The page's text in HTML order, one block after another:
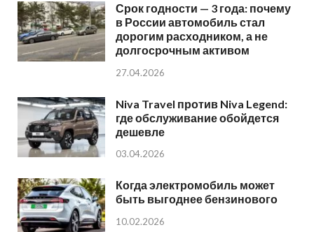
Срок годности — 3 года: почему
в России автомобиль стал
дорогим расходником, а не
долгосрочным активом
27.04.2026
Niva Travel против Niva Legend:
где обслуживание обойдется
дешевле
03.04.2026
Когда электромобиль может
быть выгоднее бензинового
10.02.2026